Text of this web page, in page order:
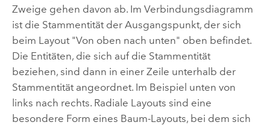
Zweige gehen davon ab. Im Verbindungsdiagramm
ist die Stammentität der Ausgangspunkt, der sich
beim Layout "Von oben nach unten" oben befindet.
Die Entitäten, die sich auf die Stammentität
beziehen, sind dann in einer Zeile unterhalb der
Stammentität angeordnet. Im Beispiel unten von
links nach rechts. Radiale Layouts sind eine
besondere Form eines Baum-Layouts, bei dem sich